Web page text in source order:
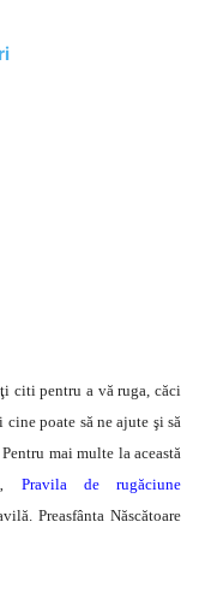
citi pentru a vă ruga, căci
cine poate să ne ajute şi să
mai multe la această
Pravila de rugăciune
Preasfânta Născătoare